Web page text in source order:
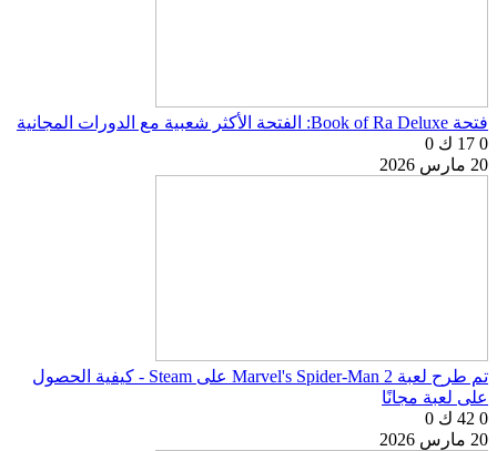
فتحة Book of Ra Deluxe: الفتحة الأكثر شعبية مع الدورات المجانية
0 17 ك
0
20 مارس 2026
تم طرح لعبة Marvel's Spider-Man 2 على Steam - كيفية الحصول
على لعبة مجانًا
0 42 ك
0
20 مارس 2026